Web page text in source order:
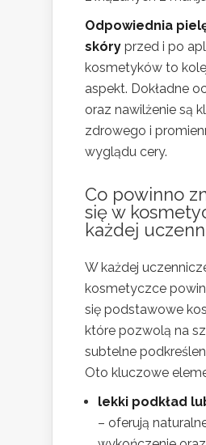
Odpowiednia
skóry przed i po
kosmetyków to
aspekt. Dokładne
oraz nawilżenie są
zdrowego i
wyglądu cery.
Co powinno
się w
każdej
W każdej
kosmetyczce
się podstawowe
które pozwolą na
subtelne
Oto kluczowe
lekki podkład
– oferują